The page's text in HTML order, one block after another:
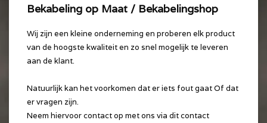
Bekabeling op Maat / Bekabelingshop
Wij zijn een kleine onderneming en proberen elk product
van de hoogste kwaliteit en zo snel mogelijk te leveren
aan de klant.
Natuurlijk kan het voorkomen dat er iets fout gaat Of dat
er vragen zijn.
Neem hiervoor contact op met ons via dit contact